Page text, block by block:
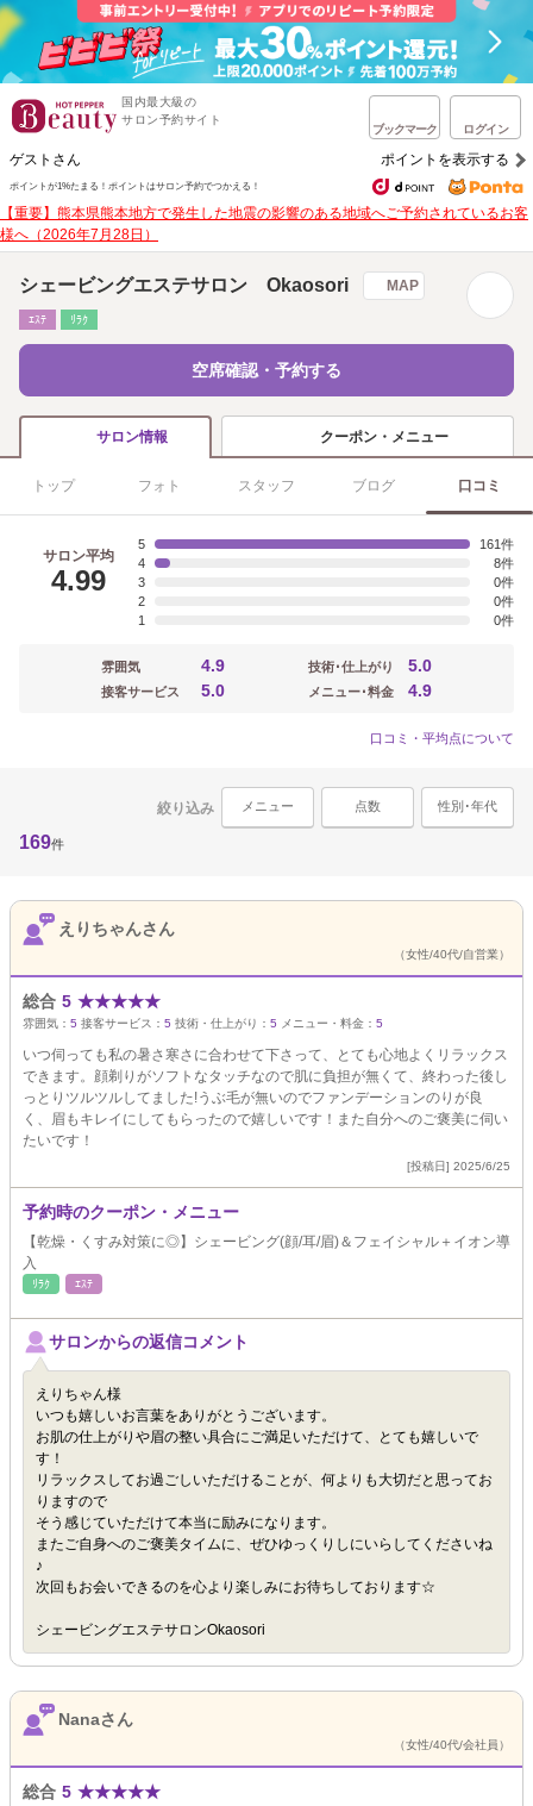
国内最大級の
サロン予約サイト
ブックマーク ログイン
ゲストさん ポイントを表示する
ポイントが1%たまる！ ポイントはサロン予約でつかえる！
【重要】熊本県熊本地方で発生した地震の影響のある地域へご予約されているお客
様へ（2026年7月28日）
シェービングエステサロン Okaosori MAP
ｴｽﾃ ﾘﾗｸ
空席確認・予約する
サロン情報 クーポン・メニュー
トップ フォト スタッフ ブログ 口コミ
サロン平均
4.99
5
161
4
8
3
0
2
0
1
0
雰囲気 4.9
接客サービス 5.0
技術･仕上がり 5.0
メニュー･料金 4.9
口コミ・平均点について
絞り込み メニュー 点数 性別･年代
169件
えりちゃんさん
（女性/40代/自営業）
総合 5 ★★★★★
雰囲気： 5 接客サービス： 5 技術・仕上がり： 5 メニュー・料金： 5
いつ伺っても私の暑さ寒さに合わせて下さって、とても心地よくリラックス
できます。顔剃りがソフトなタッチなので肌に負担が無くて、終わった後し
っとりツルツルしてました!うぶ毛が無いのでファンデーションのりが良
く、眉もキレイにしてもらったので嬉しいです！また自分へのご褒美に伺い
たいです！
[投稿日] 2025/6/25
予約時のクーポン・メニュー
【乾燥・くすみ対策に◎】シェービング(顔/耳/眉)＆フェイシャル＋イオン導
入
ﾘﾗｸ ｴｽﾃ
サロンからの返信コメント
えりちゃん様
いつも嬉しいお言葉をありがとうございます。
お肌の仕上がりや眉の整い具合にご満足いただけて、とても嬉しいで
す！
リラックスしてお過ごしいただけることが、何よりも大切だと思ってお
りますので
そう感じていただけて本当に励みになります。
またご自身へのご褒美タイムに、ぜひゆっくりしにいらしてくださいね
♪
次回もお会いできるのを心より楽しみにお待ちしております☆
シェービングエステサロンOkaosori
Nanaさん
（女性/40代/会社員）
総合 5 ★★★★★